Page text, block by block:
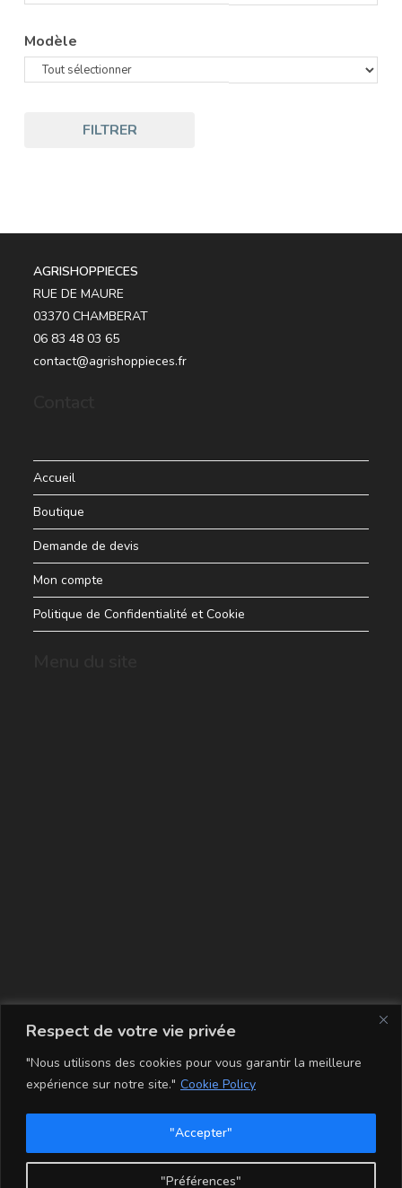
Respect de votre vie privée
"Nous utilisons des cookies pour vous garantir la meilleure
expérience sur notre site." Cookie Policy
"Préférences"
"Accepter"
Modèle
FILTRER
AGRISHOPPIECES
RUE DE MAURE
03370 CHAMBERAT
06 83 48 03 65
contact@agrishoppieces.fr
Accueil
Boutique
Demande de devis
Mon compte
Politique de Confidentialité et Cookie
La carte
Conditions Générales de Vente Mentions légales
Mon compte
Politique de Confidentialité et Cookie